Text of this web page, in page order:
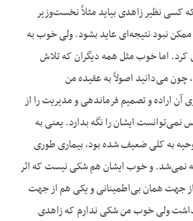
کسی نظیر زاهدی بیاید مثلاً نخست‌وزیر
نبود نتیجه‌ای عاید بشود. ولی خوب به
کرد. اما خوب مثل همه دیگران که تلاش
چون می‌دانید اصولاً به عقیده من
اراده و تصمیم فرماندهی و مدیریت را از
ایشان را نگه بدارد. یعنی به
به کلی ضعیف شده بود، بیماری طوری
نمی‌شد. و خوب ایشان هم شکی نیست که اثر
همان بی‌اطمینانی و یکی هم از جهت
نداشت ولی خوب من شکی ندارم که زاهدی